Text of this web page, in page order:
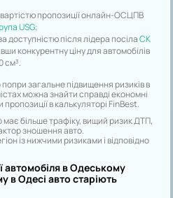
вартістю пропозиції онлайн-ОСЦПВ
USG;
доступністю після лідера посілаСК
конкурентну ціну для автомобілів
см³.
загальне підвищення ризиків в
можна знайти справді економні
в калькуляторі FinBest.
більше трафіку, вищий ризик ДТП,
зношення авто.
із нижчими ризиками і відповідно
автомобіля в Одеському
в Одесі авто старіють